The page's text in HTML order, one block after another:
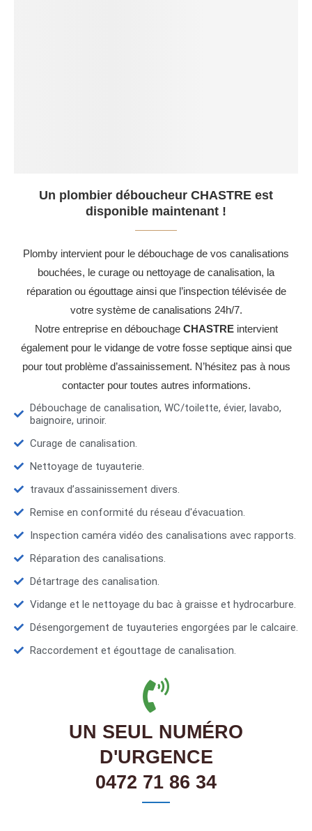
Un plombier déboucheur CHASTRE est
disponible maintenant !
Plomby intervient pour le débouchage de vos canalisations
bouchées, le curage ou nettoyage de canalisation, la
réparation ou égouttage ainsi que l’inspection télévisée de
votre système de canalisations 24h/7.
Notre entreprise en débouchage CHASTREintervient
également pour le vidange de votre fosse septique ainsi que
pour tout problème d’assainissement. N’hésitez pas à nous
contacter pour toutes autres informations.
Débouchage de canalisation, WC/toilette, évier, lavabo,
baignoire, urinoir.
Curage de canalisation.
Nettoyage de tuyauterie.
travaux d’assainissement divers.
Remise en conformité du réseau d'évacuation.
Inspection caméra vidéo des canalisations avec rapports.
Réparation des canalisations.
Détartrage des canalisation.
Vidange et le nettoyage du bac à graisse et hydrocarbure.
Désengorgement de tuyauteries engorgées par le calcaire.
Raccordement et égouttage de canalisation.
UN SEUL NUMÉRO
D'URGENCE
0472 71 86 34